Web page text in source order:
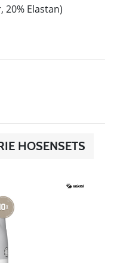
20% Elastan)
HOSENSETS